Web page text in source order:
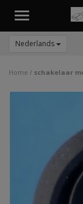
Toggle
Nederlands
Home / schakelaar